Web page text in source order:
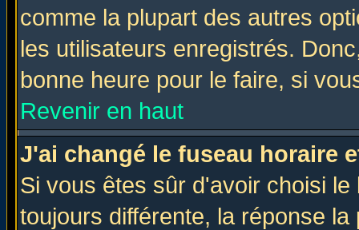
comme la plupart des autres
les utilisateurs enregistrés.
bonne heure pour le faire, si
Revenir en haut
J'ai changé le fuseau horaire
Si vous êtes sûr d'avoir choisi
toujours différente, la réponse